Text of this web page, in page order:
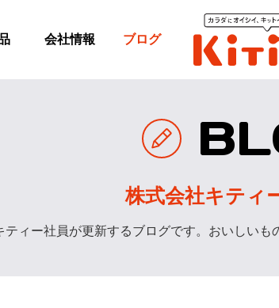
会社情報 ブログ
株式会社キティ
ティー社員が更新するブログです。おいしいも